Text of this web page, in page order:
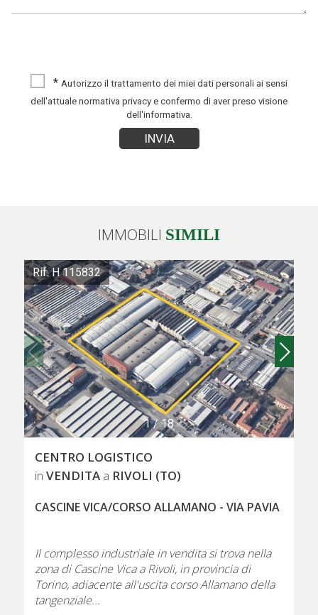
* Autorizzo il trattamento dei miei dati personali ai sensi
dell'attuale normativa privacy e confermo di aver preso visione
dell'informativa.
IMMOBILI SIMILI
1/18
Rif. H 115832
CENTRO LOGISTICO
in VENDITAa RIVOLI (TO)
CASCINE VICA/CORSO ALLAMANO - VIA PAVIA
Il complesso industriale in vendita si trova nella
zona di Cascine Vica a Rivoli, in provincia di
Torino, adiacente all'uscita corso Allamano della
tangenziale...